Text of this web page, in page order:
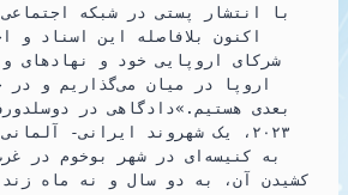
با انتشار پستی در شبکه
اکنون بلافاصله این اسناد و
شرکای اروپایی خود و نهادهای
اروپا در میان می‌گذاریم و در
بعدی هستیم.»دادگاهی در
۲۰۲۳، یک شهروند ایرانی-
به کنیسه‌ای در شهر بوخوم در
کشیدن آن، به دو سال و نه ماه